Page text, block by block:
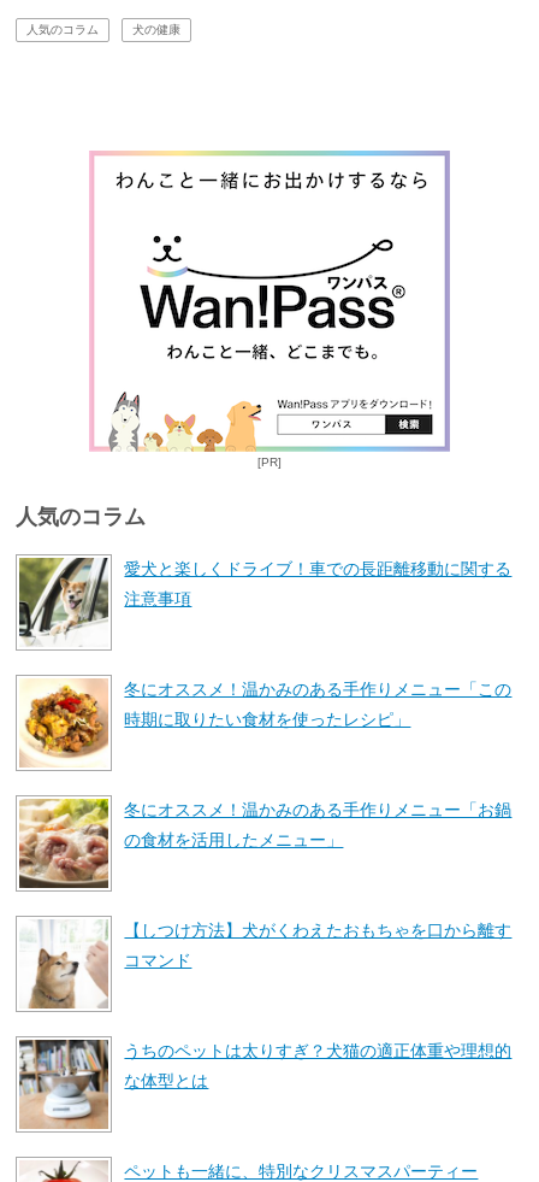
人気のコラム 犬の健康
[PR]
人気のコラム
愛犬と楽しくドライブ！車での長距離移動に関する
注意事項
冬にオススメ！温かみのある手作りメニュー「この
時期に取りたい食材を使ったレシピ」
冬にオススメ！温かみのある手作りメニュー「お鍋
の食材を活用したメニュー」
【しつけ方法】犬がくわえたおもちゃを口から離す
コマンド
うちのペットは太りすぎ？犬猫の適正体重や理想的
な体型とは
ペットも一緒に、特別なクリスマスパーティー